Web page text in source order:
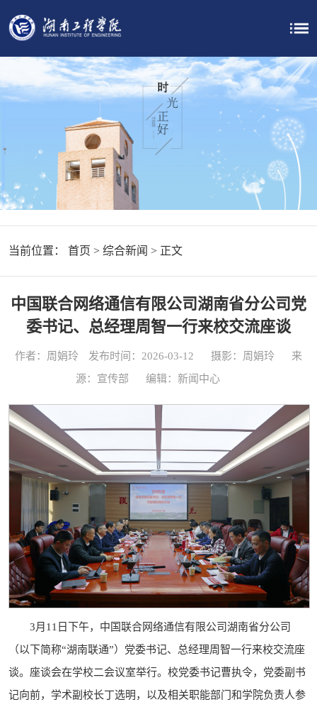
当前位置： 首页 > 综合新闻 > 正文
中国联合网络通信有限公司湖南省分公司党
委书记、总经理周智一行来校交流座谈
作者：周娟玲 发布时间：2026-03-12 摄影：周娟玲
来
源：宣传部
编辑：新闻中心
3月11日下午，中国联合网络通信有限公司湖南省分公司
（以下简称“湖南联通”）党委书记、总经理周智一行来校交流座
谈。座谈会在学校二会议室举行。校党委书记曹执令，党委副书
记向前，学术副校长丁选明，以及相关职能部门和学院负责人参